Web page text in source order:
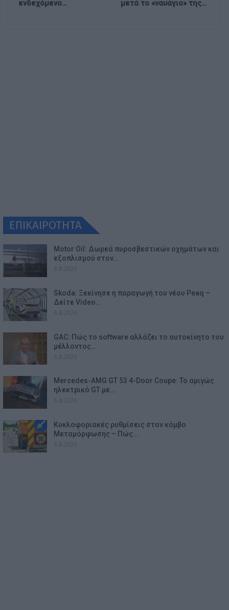
ενδεχόμενο…
μετά το «ναυάγιο» της…
ΕΠΙΚΑΙΡΟΤΗΤΑ
Motor Oil: Δωρεά πυροσβεστικών οχημάτων και
εξοπλισμού στον…
Skoda: Ξεκίνησε η παραγωγή του νέου Peaq –
Δείτε Video…
GAC: Πώς το software αλλάζει το αυτοκίνητο του
μέλλοντος…
Mercedes-AMG GT 53 4-Door Coupe: Το αμιγώς
ηλεκτρικό GT με…
Κυκλοφοριακές ρυθμίσεις στον κόμβο
Μεταμόρφωσης – Πώς…